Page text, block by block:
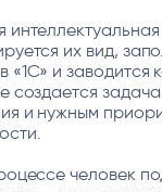
их вид,
и заводится
создается
и нужным
человек